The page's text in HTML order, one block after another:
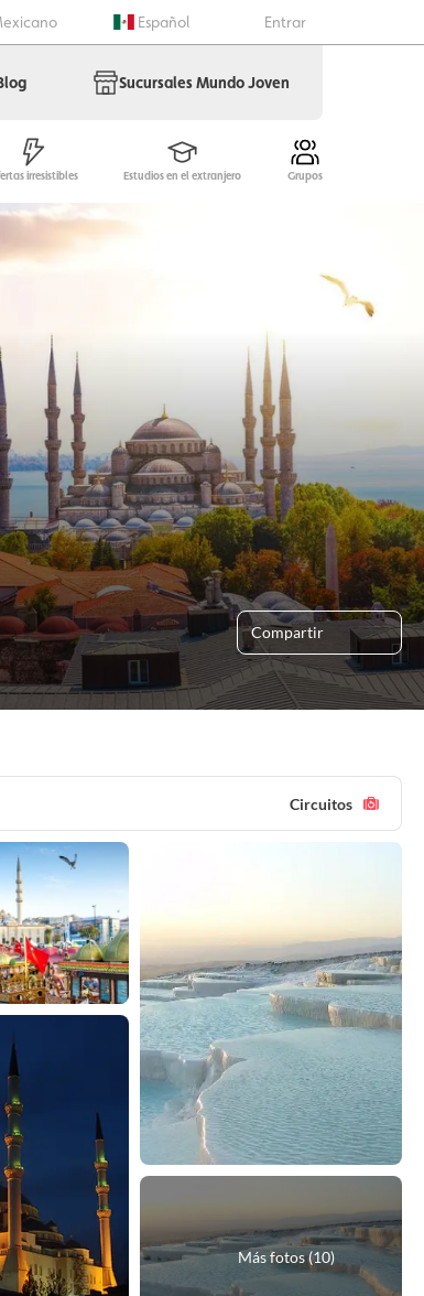
Español Entrar
Sucursales Mundo Joven
irresistibles Estudios en el extranjero Grupos
Compartir
Circuitos
Más fotos (10)